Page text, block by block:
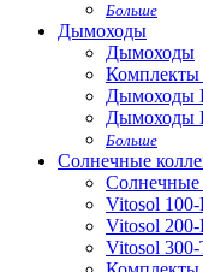
Больше
Дымоходы
Дымоходы
Комплекты
Дымоходы
Дымоходы
Больше
Солнечные
Солнечные
Vitosol 100-
Vitosol
Vitosol